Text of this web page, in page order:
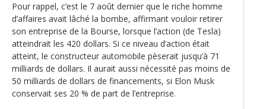
Pour rappel, c’est le 7 août dernier que le riche homme
d’affaires avait lâché la bombe, affirmant vouloir retirer
son entreprise de la Bourse, lorsque l’action (de Tesla)
atteindrait les 420 dollars. Si ce niveau d’action était
atteint, le constructeur automobile pèserait jusqu‘à 71
milliards de dollars. Il aurait aussi nécessité pas moins de
50 milliards de dollars de financements, si Elon Musk
conservait ses 20 % de part de l’entreprise.